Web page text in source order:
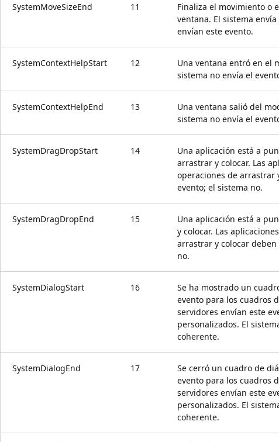
SystemMoveSizeEnd 11
Finaliza el movimiento o
ventana. El sistema
envían este evento.
SystemContextHelpStart 12
Una ventana entró en el
sistema no envía el
SystemContextHelpEnd 13
Una ventana salió del
sistema no envía el
SystemDragDropStart 14
Una aplicación está a
arrastrar y colocar. Las
operaciones de arrastrar
evento; el sistema no.
SystemDragDropEnd 15
Una aplicación está a
y colocar. Las
arrastrar y colocar
no.
SystemDialogStart 16
Se ha mostrado un
evento para los cuadros
servidores envían este
personalizados. El
coherente.
SystemDialogEnd 17
Se cerró un cuadro de
evento para los cuadros
servidores envían este
personalizados. El
coherente.